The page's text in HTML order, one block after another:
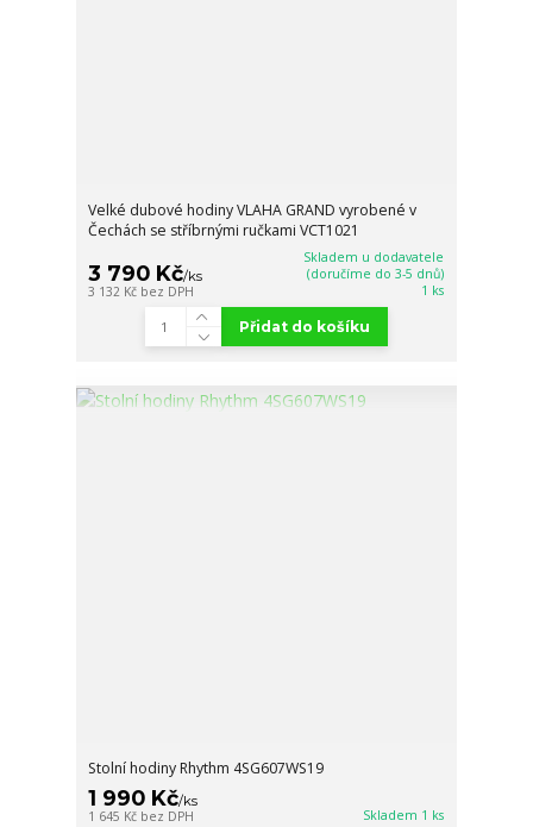
Velké dubové hodiny VLAHA GRAND vyrobené v
Čechách se stříbrnými ručkami VCT1021
3 790 Kč/ks
3 132 Kč bez DPH
Skladem u dodavatele
(doručíme do 3-5 dnů)
1 ks
Přidat do košíku
Stolní hodiny Rhythm 4SG607WS19
1 990 Kč/ks
1 645 Kč bez DPH Skladem 1 ks